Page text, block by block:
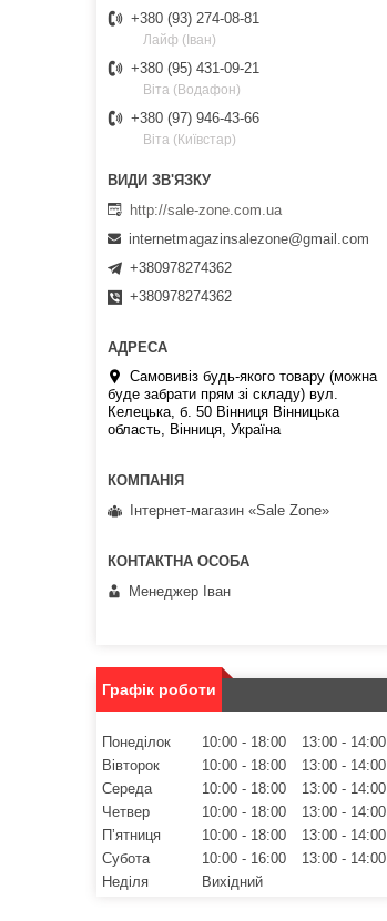
+380 (93) 274-08-81
Лайф (Іван)
+380 (95) 431-09-21
Віта (Водафон)
+380 (97) 946-43-66
Віта (Київстар)
http://sale-zone.com.ua
internetmagazinsalezone@gmail.com
+380978274362
+380978274362
Самовивіз будь-якого товару (можна
буде забрати прям зі складу) вул.
Келецька, б. 50 Вінниця Вінницька
область, Вінниця, Україна
Інтернет-магазин «Sale Zone»
Менеджер Іван
Графік роботи
Понеділок 10:00 18:00 13:00
14:00
Вівторок
10:00 18:00 13:00
14:00
Середа
10:00 18:00 13:00
14:00
Четвер
10:00 18:00 13:00
14:00
Пʼятниця
10:00 18:00 13:00
14:00
Субота
10:00 16:00 13:00
14:00
Неділя
Вихідний